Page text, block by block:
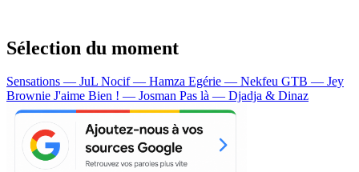
Sélection du moment
Sensations — JuL Nocif — Hamza Egérie — Nekfeu GTB — Jey
Brownie J'aime Bien ! — Josman Pas là — Djadja & Dinaz